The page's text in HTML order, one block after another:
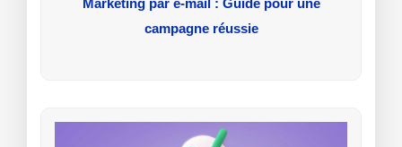
campagne réussie